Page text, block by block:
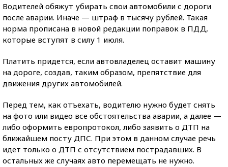
Водителей обяжут убирать свои автомобили с дороги
после аварии. Иначе — штраф в тысячу рублей. Такая
норма прописана в новой редакции поправок в ПДД,
которые вступят в силу 1 июля.
Платить придется, если автовладелец оставит машину
на дороге, создав, таким образом, препятствие для
движения других автомобилей.
Перед тем, как отъехать, водителю нужно будет снять
на фото или видео все обстоятельства аварии, а далее —
либо оформить европротокол, либо заявить о ДТП на
ближайшем посту ДПС. При этом в данном случае речь
идет только о ДТП с отсутствием пострадавших. В
остальных же случаях авто перемещать не нужно.